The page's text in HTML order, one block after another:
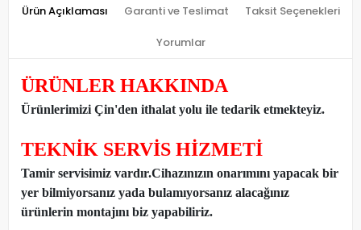
Ürün Açıklaması Garanti ve Teslimat Taksit Seçenekleri
Yorumlar
ÜRÜNLER HAKKINDA
Ürünlerimizi Çin'den ithalat yolu ile tedarik etmekteyiz.
TEKNİK SERVİS HİZMETİ
Tamir servisimiz vardır.Cihazınızın onarımını yapacak bir
yer bilmiyorsanız yada bulamıyorsanız alacağınız
ürünlerin montajını biz yapabiliriz.